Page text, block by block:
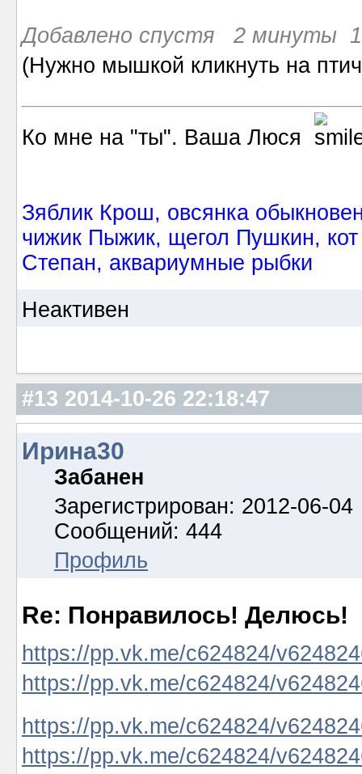
Добавлено спустя 2 минуты
(Нужно мышкой кликнуть на
Ко мне на "ты". Ваша Люся
Зяблик Крош, овсянка
чижик Пыжик, щегол Пушкин,
Степан, аквариумные рыбки
Неактивен
#13 2014-10-26 22:18:47
Ирина30
Забанен
Зарегистрирован: 2012-06-04
Сообщений: 444
Профиль
Re: Понравилось! Делюсь!
https://pp.vk.me/c624824/
https://pp.vk.me/c624824/
https://pp.vk.me/c624824/
https://pp.vk.me/c624824/